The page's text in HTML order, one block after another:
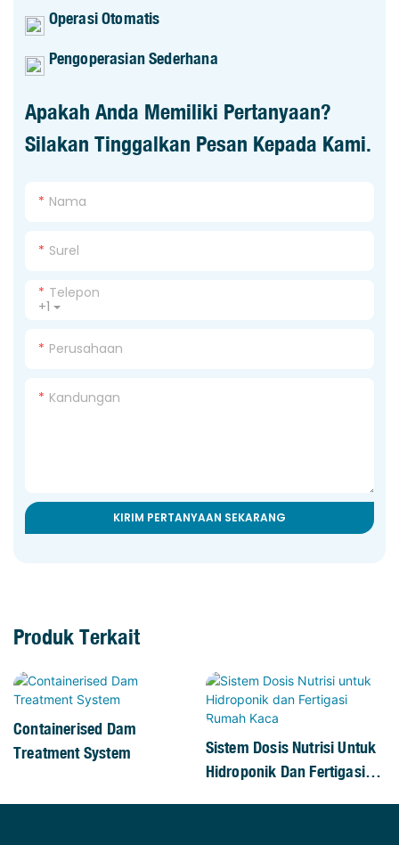
Operasi Otomatis
Pengoperasian Sederhana
Apakah Anda Memiliki Pertanyaan?
Silakan Tinggalkan Pesan Kepada Kami.
Nama
Surel
+1
Telepon
Perusahaan
Kandungan
KIRIM PERTANYAAN SEKARANG
Produk Terkait
Containerised Dam
Treatment System
Sistem Dosis Nutrisi Untuk
Hidroponik Dan Fertigasi